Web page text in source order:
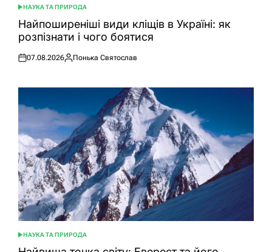
ОПУБЛІКУВАТИ
У
НАУКА ТА ПРИРОДА
Найпоширеніші види кліщів в Україні: як
розпізнати і чого боятися
Оприлюднено
07.08.2026
Опубліковано
Понька Святослав
ОПУБЛІКУВАТИ
У
НАУКА ТА ПРИРОДА